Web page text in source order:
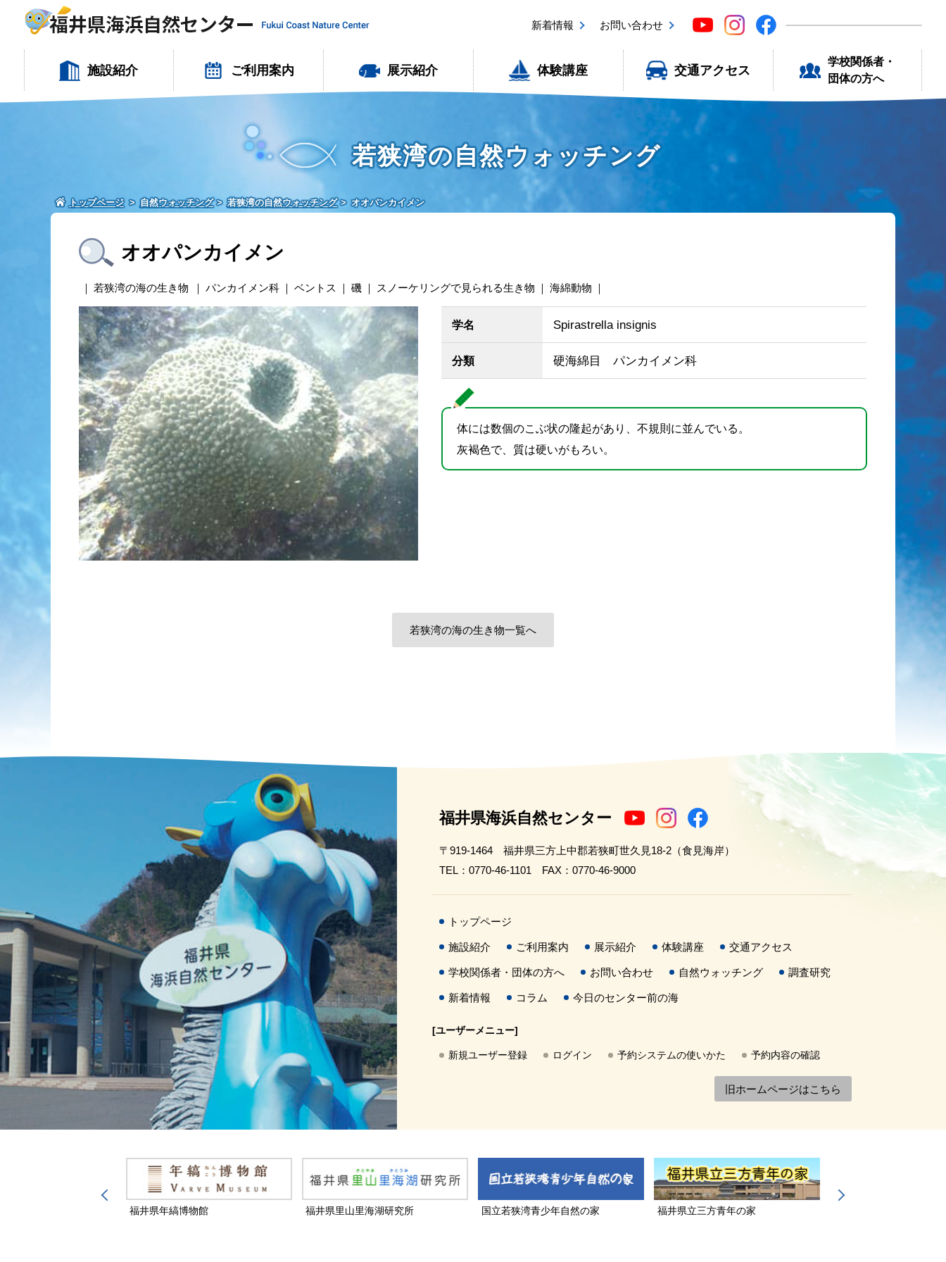
新着情報 お問い合わせ
施設紹介 ご利用案内 展示紹介 体験講座 交通アクセス
学校関係者・
団体の方へ
若狭湾の自然ウォッチング
トップページ 自然ウォッチング 若狭湾の自然ウォッチング オオパンカイメン
オオパンカイメン
若狭湾の海の生き物 パンカイメン科 ベントス 磯 スノーケリングで見られる生き物 海綿動物
学名 Spirastrella insignis
分類 硬海綿目 パンカイメン科
体には数個のこぶ状の隆起があり、不規則に並んでいる。
灰褐色で、質は硬いがもろい。
若狭湾の海の生き物一覧へ
福井県海浜自然センター
〒919-1464 福井県三方上中郡若狭町世久見18-2（食見海岸）
TEL：0770-46-1101 FAX：0770-46-9000
トップページ
施設紹介 ご利用案内 展示紹介 体験講座 交通アクセス
学校関係者・団体の方へ お問い合わせ 自然ウォッチング 調査研究
新着情報 コラム 今日のセンター前の海
[ユーザーメニュー]
新規ユーザー登録 ログイン 予約システムの使いかた 予約内容の確認
旧ホームページはこちら
福井県年縞博物館 福井県里山里海湖研究所 国立若狭湾青少年自然の家 福井県立三方青年の家